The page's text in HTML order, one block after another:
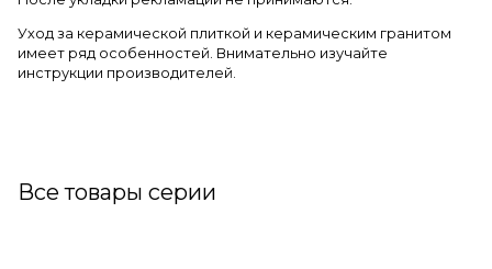
Уход за керамической плиткой и керамическим гранитом
имеет ряд особенностей. Внимательно изучайте
инструкции производителей.
Все товары серии